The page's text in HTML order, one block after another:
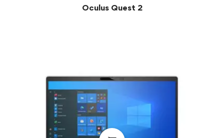
Oculus Quest 2